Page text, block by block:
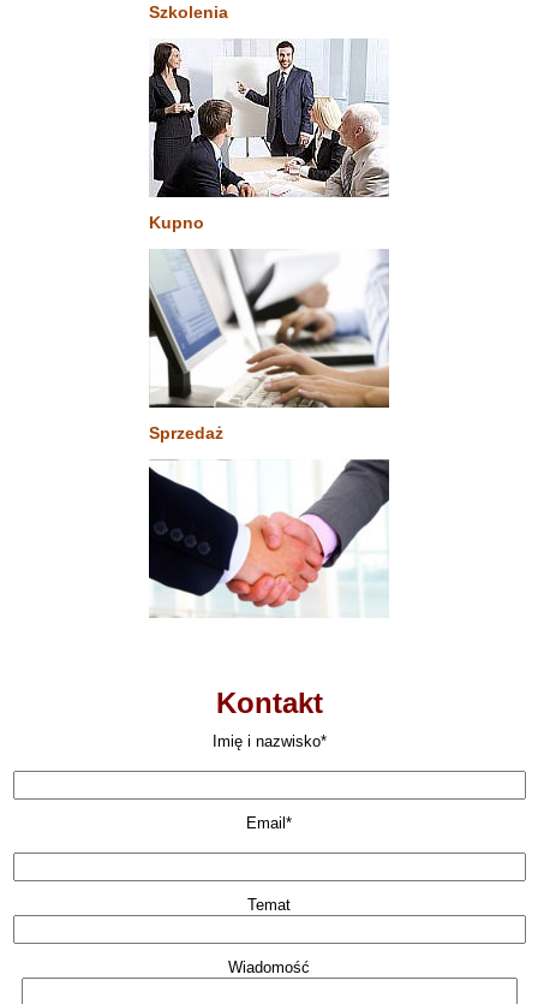
Szkolenia
Kupno
Sprzedaż
Kontakt
Imię i nazwisko*
Email*
Temat
Wiadomość